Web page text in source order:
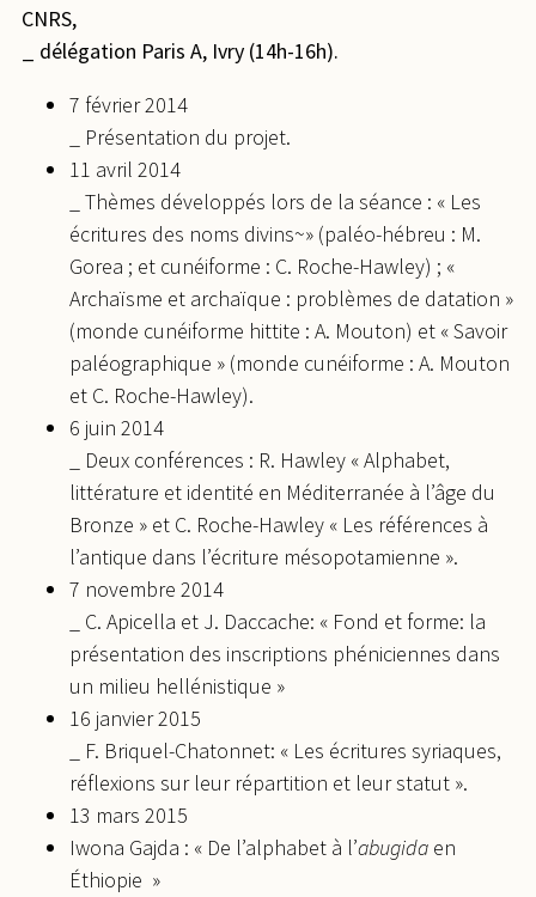
CNRS,
_ délégation Paris A, Ivry (14h-16h).
7 février 2014
_ Présentation du projet.
11 avril 2014
_ Thèmes développés lors de la séance : « Les
écritures des noms divins~» (paléo-hébreu : M.
Gorea ; et cunéiforme : C. Roche-Hawley) ; «
Archaïsme et archaïque : problèmes de datation »
(monde cunéiforme hittite : A. Mouton) et « Savoir
paléographique » (monde cunéiforme : A. Mouton
et C. Roche-Hawley).
6 juin 2014
_ Deux conférences : R. Hawley « Alphabet,
littérature et identité en Méditerranée à l’âge du
Bronze » et C. Roche-Hawley « Les références à
l’antique dans l’écriture mésopotamienne ».
7 novembre 2014
_ C. Apicella et J. Daccache: « Fond et forme: la
présentation des inscriptions phéniciennes dans
un milieu hellénistique »
16 janvier 2015
_ F. Briquel-Chatonnet: « Les écritures syriaques,
réflexions sur leur répartition et leur statut ».
13 mars 2015
Iwona Gajda : « De l’alphabet à l’abugida en
Éthiopie »